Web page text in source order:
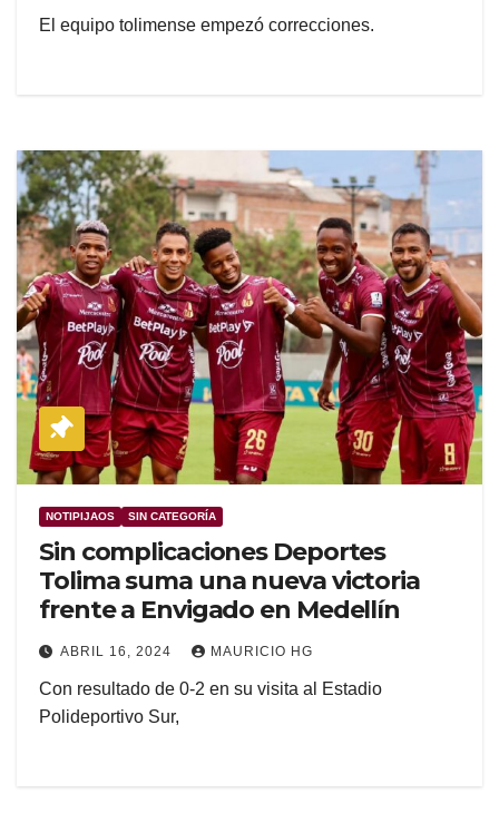
El equipo tolimense empezó correcciones.
NOTIPIJAOS SIN CATEGORÍA
Sin complicaciones Deportes
Tolima suma una nueva victoria
frente a Envigado en Medellín
ABRIL 16, 2024 MAURICIO HG
Con resultado de 0-2 en su visita al Estadio
Polideportivo Sur,